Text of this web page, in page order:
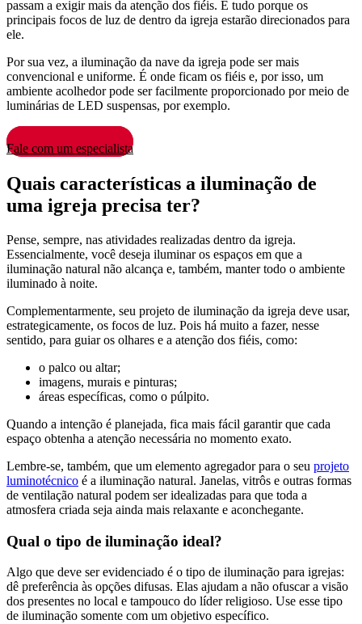
passam a exigir mais da atenção dos fiéis. E tudo porque os
principais focos de luz de dentro da igreja estarão direcionados para
ele.
Por sua vez, a iluminação da nave da igreja pode ser mais
convencional e uniforme. É onde ficam os fiéis e, por isso, um
ambiente acolhedor pode ser facilmente proporcionado por meio de
luminárias de LED suspensas, por exemplo.
Fale com um especialista
Quais características a iluminação de
uma igreja precisa ter?
Pense, sempre, nas atividades realizadas dentro da igreja.
Essencialmente, você deseja iluminar os espaços em que a
iluminação natural não alcança e, também, manter todo o ambiente
iluminado à noite.
Complementarmente, seu projeto de iluminação da igreja deve usar,
estrategicamente, os focos de luz. Pois há muito a fazer, nesse
sentido, para guiar os olhares e a atenção dos fiéis, como:
o palco ou altar;
imagens, murais e pinturas;
áreas específicas, como o púlpito.
Quando a intenção é planejada, fica mais fácil garantir que cada
espaço obtenha a atenção necessária no momento exato.
Lembre-se, também, que um elemento agregador para o seu projeto
luminotécnico é a iluminação natural. Janelas, vitrôs e outras formas
de ventilação natural podem ser idealizadas para que toda a
atmosfera criada seja ainda mais relaxante e aconchegante.
Qual o tipo de iluminação ideal?
Algo que deve ser evidenciado é o tipo de iluminação para igrejas:
dê preferência às opções difusas. Elas ajudam a não ofuscar a visão
dos presentes no local e tampouco do líder religioso. Use esse tipo
de iluminação somente com um objetivo específico.